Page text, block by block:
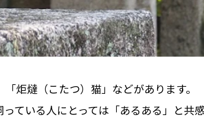
炬燵（こたつ）猫」などがあります。
ている人にとっては「あるある」と共